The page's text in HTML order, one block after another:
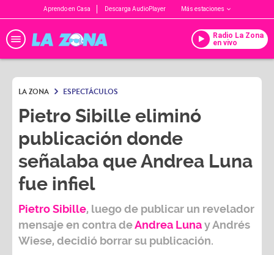
Aprendo en Casa Descarga AudioPlayer Más estaciones
Radio La Zona
en vivo
LA ZONA ESPECTÁCULOS
Pietro Sibille eliminó
publicación donde
señalaba que Andrea Luna
fue infiel
Pietro Sibille, luego de publicar un revelador
mensaje en contra deAndrea LunayAndrés
Wiese, decidió borrar su publicación.